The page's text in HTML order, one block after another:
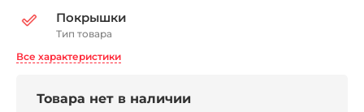
Покрышки
Тип товара
Все характеристики
Товара нет в наличии